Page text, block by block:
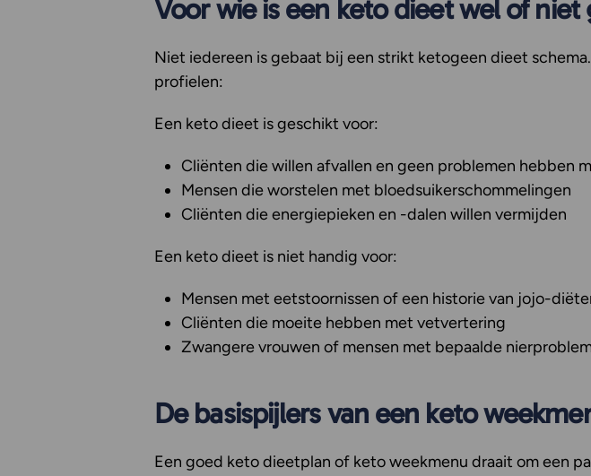
Voor wie is een keto dieet wel of niet
Niet iedereen is gebaat bij een strikt ketogeen dieet
profielen:
Een keto dieet is geschikt voor:
Cliënten die willen afvallen en geen problemen hebben
Mensen die worstelen met bloedsuikerschommelingen
Cliënten die energiepieken en -dalen willen vermijden
Een keto dieet is niet handig voor:
Mensen met eetstoornissen of een historie van jojo-
Cliënten die moeite hebben met vetvertering
Zwangere vrouwen of mensen met bepaalde
De basispijlers van een keto
Een goed keto dieetplan of keto weekmenu draait om een